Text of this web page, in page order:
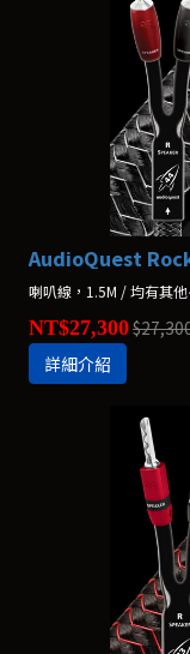
AudioQuest
喇叭線，1.5M / 均有其
NT$27,300
詳細介紹